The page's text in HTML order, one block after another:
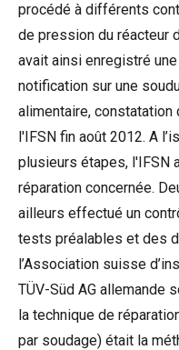
procédé à différents
de pression du réacteur
avait ainsi enregistré
notification sur une
alimentaire, constatation
l'IFSN fin août 2012. A
plusieurs étapes, l'IFSN
réparation concernée.
ailleurs effectué un
tests préalables et des
l’Association suisse
TÜV-Süd AG allemande
la technique de
par soudage) était la